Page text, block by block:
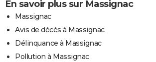
En savoir plus sur Massignac
Massignac
Avis de décès à Massignac
Délinquance à Massignac
Pollution à Massignac